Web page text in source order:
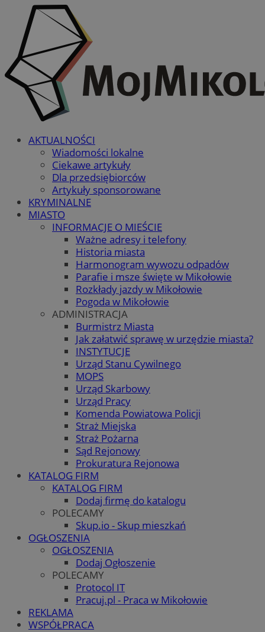
AKTUALNOŚCI
Wiadomości lokalne
Ciekawe artykuły
Dla przedsiębiorców
Artykuły sponsorowane
KRYMINALNE
MIASTO
INFORMACJE O MIEŚCIE
Ważne adresy i telefony
Historia miasta
Harmonogram wywozu odpadów
Parafie i msze święte w Mikołowie
Rozkłady jazdy w Mikołowie
Pogoda w Mikołowie
ADMINISTRACJA
Burmistrz Miasta
Jak załatwić sprawę w urzędzie miasta?
INSTYTUCJE
Urząd Stanu Cywilnego
MOPS
Urząd Skarbowy
Urząd Pracy
Komenda Powiatowa Policji
Straż Miejska
Straż Pożarna
Sąd Rejonowy
Prokuratura Rejonowa
KATALOG FIRM
KATALOG FIRM
Dodaj firmę do katalogu
POLECAMY
Skup.io - Skup mieszkań
OGŁOSZENIA
OGŁOSZENIA
Dodaj Ogłoszenie
POLECAMY
Protocol IT
Pracuj.pl - Praca w Mikołowie
REKLAMA
WSPÓŁPRACA